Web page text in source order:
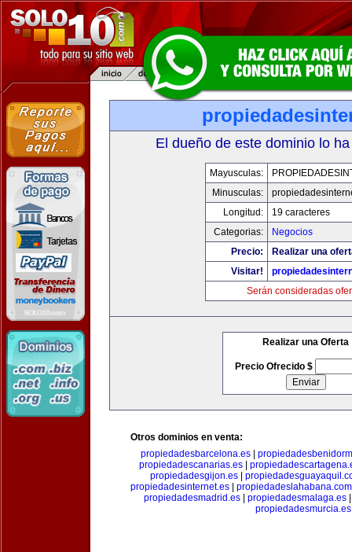
El dueño de este dominio lo
Mayusculas:
Minusculas:
Longitud:
19 caracteres
Categorias:
Negocios
Precio:
Realizar una
Visitar!
Serán consideradas
Realizar una Oferta
Precio Ofrecido $
Otros dominios en venta:
propiedadesbarcelona.es
propiedadescanarias.es|
propiedadesgijon.es
propiedadesinternet.es
propiedadeslahabana.com
propiedadesmadrid.es
propiedadesmalaga.es
propiedadesmurcia.es